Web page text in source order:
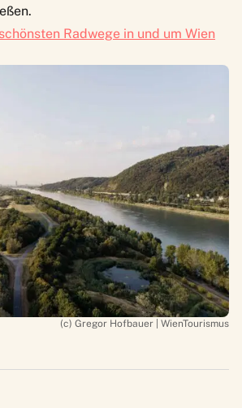
Radwege in und um Wien
(c) Gregor Hofbauer | WienTourismus